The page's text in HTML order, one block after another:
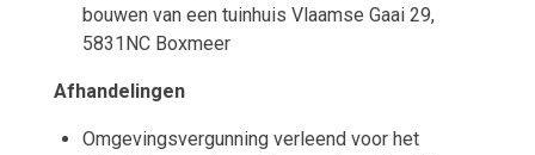
bouwen van een tuinhuis Vlaamse Gaai 29,
5831NC Boxmeer
Afhandelingen
Omgevingsvergunning verleend voor het